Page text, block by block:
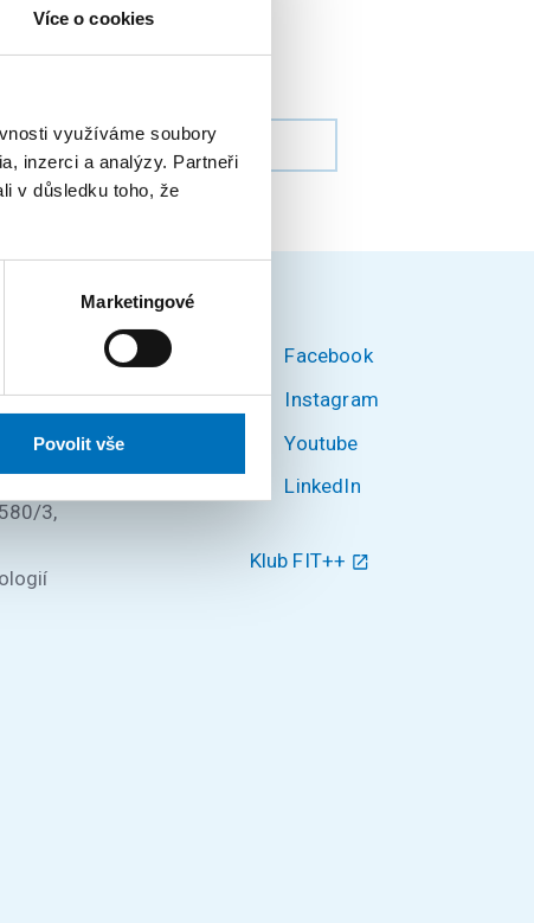
Více o cookies
využíváme soubory
inzerci a analýzy. Partneři
v důsledku toho, že
Marketingové
Povolit vše
v
3,
Facebook
Instagram
Youtube
LinkedIn
Klub FIT++